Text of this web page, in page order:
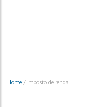
Home / imposto de renda